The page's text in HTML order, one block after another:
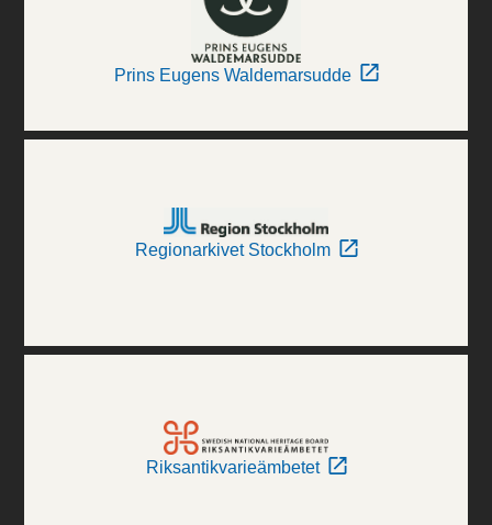
Prins Eugens Waldemarsudde
Regionarkivet Stockholm
Riksantikvarieämbetet